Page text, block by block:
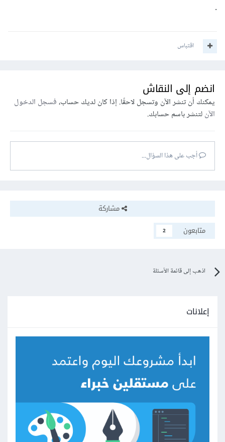
التطبيقات في المستودع لتقليل مخاطر كشف القيم. لا يُنصح
يوجد العديد من الممارسات التي يجب عليك إتباعها لزيادة حماية
التطبيق الخاص بك
.
اقتباس
انضم إلى النقاش
يمكنك أن تنشر الآن وتسجل لاحقًا. إذا كان لديك حساب،فسجل الدخول
الآنلتنشر باسم حسابك.
أجب على هذا السؤال...
مشاركة
متابعون
2
اذهب إلى قائمة الأسئلة
إعلانات